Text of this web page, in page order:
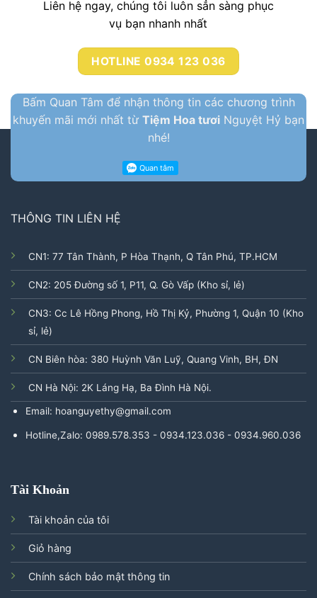
Liên hệ ngay, chúng tôi luôn sẳn sàng phục
vụ bạn nhanh nhất
HOTLINE 0934 123 036
Bấm Quan Tâm để nhận thông tin các chương trình
khuyến mãi mới nhất từ Tiệm Hoa tươi Nguyệt Hỷ bạn
nhé!
THÔNG TIN LIÊN HỆ
CN1: 77 Tân Thành, P Hòa Thạnh, Q Tân Phú, TP.HCM
CN2: 205 Đường số 1, P11, Q. Gò Vấp (Kho sỉ, lẻ)
CN3: Cc Lê Hồng Phong, Hồ Thị Kỷ, Phường 1, Quận 10 (Kho
sỉ, lẻ)
CN Biên hòa: 380 Huỳnh Văn Luỹ, Quang Vinh, BH, ĐN
CN Hà Nội: 2K Láng Hạ, Ba Đình Hà Nội.
Email: hoanguyethy@gmail.com
Hotline,Zalo: 0989.578.353 - 0934.123.036 - 0934.960.036
Tài Khoản
Tài khoản của tôi
Giỏ hàng
Chính sách bảo mật thông tin